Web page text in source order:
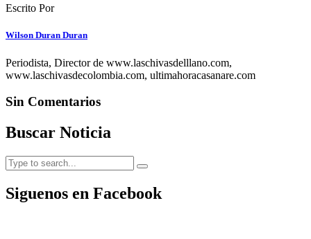
Escrito Por
Wilson Duran Duran
Periodista, Director de www.laschivasdelllano.com,
www.laschivasdecolombia.com, ultimahoracasanare.com
Sin Comentarios
Buscar Noticia
Siguenos en Facebook